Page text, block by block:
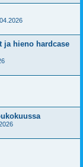
ja hieno hardcase